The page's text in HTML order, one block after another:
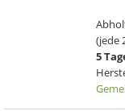
(jede
5